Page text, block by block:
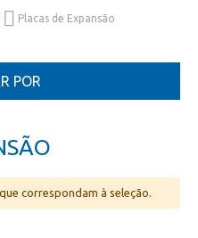
Placas de Expansão
correspondam à seleção.
POR